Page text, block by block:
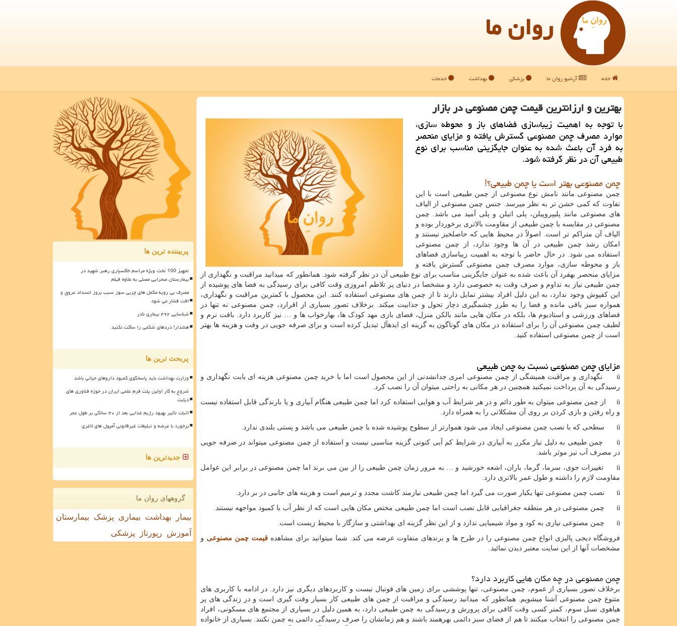
روان ما
خانه آرشیو روان ما پزشکی بهداشت خدمات
بهترین و ارزانترین قیمت چمن مصنوعی در بازار
با توجه به اهمیت زیباسازی فضاهای باز و محوطه سازی،
موارد مصرف چمن مصنوعی گسترش یافته و مزایای منحصر
به فرد آن باعث شده به عنوان جایگزینی مناسب برای نوع
طبیعی آن در نظر گرفته شود.
چمن مصنوعی بهتر است یا چمن طبیعی؟!
چمن مصنوعی مانند نامش نوع مصنوعی از چمن طبیعی است با این
تفاوت که کمی خشن تر به نظر می­رسد. جنس چمن مصنوعی از الیاف
های مصنوعی مانند پلی­پروپیلن، پلی اتیلن و پلی آمید می باشد. چمن
مصنوعی در مقایسه با چمن طبیعی از مقاومت بالاتری برخوردار بوده و
الیاف آن متراکم تر است. اصولاً در محیط هایی که حاصل­خیز نیستند و
امکان رشد چمن طبیعی در آن ها وجود ندارد، از چمن مصنوعی
استفاده می شود. در حال حاضر با توجه به اهمیت زیباسازی فضاهای
باز و محوطه سازی، موارد مصرف چمن مصنوعی گسترش یافته و
مزایای منحصر­ به­فرد آن باعث شده به عنوان جایگزینی مناسب برای نوع طبیعی آن در نظر گرفته شود. همانطور که می­دانید مراقبت و نگهداری از
چمن طبیعی نیاز به تداوم و صرف وقت به خصوصی دارد و مشخصا در دنیای پر تلاطم امروزی وقت کافی برای رسیدگی به فضا های پوشیده از
این کفپوش وجود ندارد، به این دلیل افراد بیشتر تمایل دارند تا از چمن های مصنوعی استفاده کنند. این محصول با کمترین مراقبت و نگهداری،
همواره سبز باقی مانده و فضا را به طرز چشمگیری دچار تحول و جذابیت می­کند. برخلاف تصور بسیاری از اقرارد، چمن مصنوعی نه تنها در
فضاهای ورزشی و استادیوم ها، بلکه در مکان هایی مانند بالکن منزل، فضای بازی مهد کودک ها، بهارخواب ها و … نیز کاربرد دارد. بافت نرم و
لطیف چمن مصنوعی آن را برای استفاده در مکان های گوناگون به گزینه ای ایده­آل تبدیل کرده است و برای صرفه جویی در وقت و هزینه ها بهتر
است از چمن مصنوعی استفاده کنید.
مزایای چمن مصنوعی نسبت به چمن طبیعی
ü نگهداری و مراقبت همیشگی از چمن مصنوعی امری جدانشدنی از این محصول است اما با خرید چمن مصنوعی هزینه ای بابت نگهداری و
رسیدگی به آن پرداخت نمی­کنید همچنین در هر مکانی به راحتی می­توان آن را نصب کرد.
ü از چمن مصنوعی می­توان به طور دائم و در هر شرایط آب و هوایی استفاده کرد اما چمن طبیعی هنگام آبیاری و یا بارندگی قابل استفاده نیست
و راه رفتن و بازی کردن بر روی آن مشکلاتی را به همراه دارد.
ü سطحی که با نصب چمن مصنوعی ایجاد می شود هموارتر از سطوح پوشیده شده با چمن طبیعی می باشد و پستی بلندی ندارد.
ü چمن طبیعی به دلیل نیاز مکرر به آبیاری در شرایط کم آبی کنونی گزینه مناسبی نیست و استفاده از چمن مصنوعی می­تواند در صرفه جویی
در مصرف آب نیز موثر باشد.
ü تغییرات جوی، سرما، گرما، باران، اشعه خورشید و … به مرور زمان چمن طبیعی را از بین می برند اما چمن مصنوعی در برابر این عوامل
مقاومت لازم را داشته و طول عمر بالاتری دارد.
ü نصب چمن مصنوعی تنها یکبار صورت می گیرد اما چمن طبیعی نیازمند کاشت مجدد و ترمیم است و هزینه های جانبی در بر دارد.
ü چمن مصنوعی در هر منطقه جغرافیایی قابل نصب است اما چمن طبیعی مختص مکان هایی است که از نظر آب با کمبود مواجهه نیستند.
ü چمن مصنوعی نیازی به کود و مواد شیمیایی ندارد و از این نظر گزینه ای بهداشتی و سازگار با محیط زیست است.
فروشگاه دیجی پالیزی انواع چمن مصنوعی را در طرح ها و برندهای متفاوت عرضه می کند. شما می­توانید برای مشاهده قیمت چمن مصنوعی و
مشخصات آنها از این سایت معتبر دیدن نمائید.
چمن مصنوعی در چه مکان هایی کاربرد دارد؟
برخلاف تصور بسیاری از عموم، چمن مصنوعی، تنها پوششی برای زمین های فوتبال نیست و کاربردهای دیگری نیز دارد. در ادامه با کاربری های
متنوع چمن مصنوعی آشنا می­شویم. همانطور که می­دانید رسیدگی و مراقبت از چمن های طبیعی کار بسیار وقت گیری است و در زندگی های پر
هیاهوی نسل سوم، کمتر کسی وقت کافی برای پرورش و رسیدگی به چمن طبیعی دارد، به همین دلیل در بسیاری از مجتمع های مسکونی، افراد
چمن مصنوعی را انتخاب می­کنند تا هم از فضای سبز دائمی بهره­مند باشند و هم زمانشان را صرف رسیدگی دائمی به چمن نکنند. بسیاری از خانواده
پربیننده ترین ها
تجهیز 100 تخت ویژه مراسم خاکسپاری رهبر شهید در
بیمارستان صحرایی مصلی به علاوه فیلم
مصرف بی رویه مکمل های چربی سوز سبب بروز انسداد عروق و
افت فشار می شود
شناسایی ۴۹۲ بیماری نادر
هشدار! دردهای شکمی را ساکت نکنید
پربحث ترین ها
وزارت بهداشت باید پاسخگوی کمبود داروهای حیاتی باشد
شروع به کار اولین پلت فرم علمی ایران در حوزه فناوری های
دیابت
اثبات تأثیر بهبود رژیم غذایی بعد از ۴۰ سالگی بر طول عمر
برخورد با عرضه و تبلیغات غیرقانونی آمپول های لاغری
جدیدترین ها
گروههای روان ما
بیمار بهداشت بیماری پزشک
بیمارستان
آموزش
رپورتاژ پزشکی